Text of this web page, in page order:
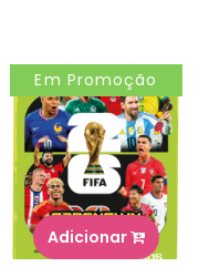
Em Promoção
Adicionar